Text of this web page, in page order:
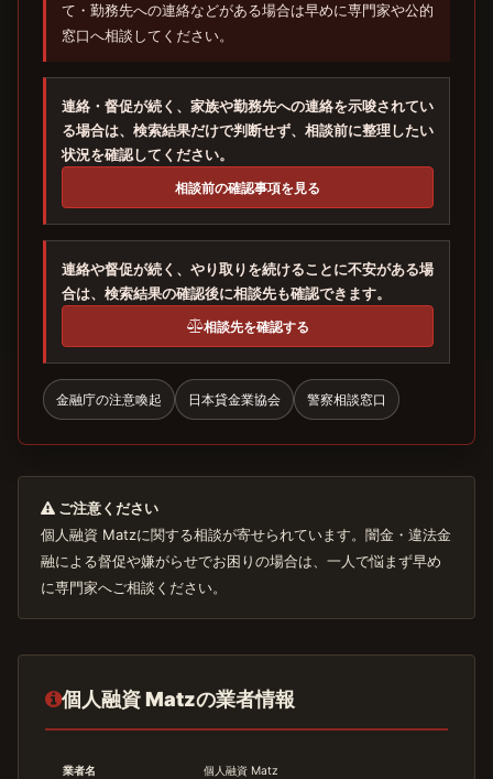
て・勤務先への連絡などがある場合は早めに専門家や公的
窓口へ相談してください。
連絡・督促が続く、家族や勤務先への連絡を示唆されてい
る場合は、検索結果だけで判断せず、相談前に整理したい
状況を確認してください。
相談前の確認事項を見る
連絡や督促が続く、やり取りを続けることに不安がある場
合は、検索結果の確認後に相談先も確認できます。
相談先を確認する
金融庁の注意喚起 日本貸金業協会 警察相談窓口
ご注意ください
個人融資 Matzに関する相談が寄せられています。闇金・違法金
融による督促や嫌がらせでお困りの場合は、一人で悩まず早め
に専門家へご相談ください。
個人融資 Matzの業者情報
業者名 個人融資 Matz